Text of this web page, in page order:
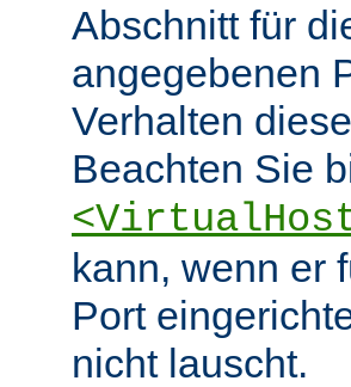
Abschnitt für
angegebenen
Verhalten
Beachten Sie
kann, wenn er
Port
nicht lauscht.